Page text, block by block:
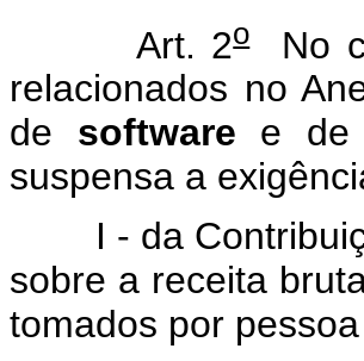
Art. 2oNo
relacionados no
de software e de
suspensa a
I - da
sobre a receita
tomados por